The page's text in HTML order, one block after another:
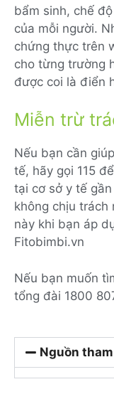
bẩm sinh, chế
của mỗi người.
chứng thực trên
cho từng trường
được coi là điển
Miễn trừ
Nếu bạn cần
tế, hãy gọi 115
tại cơ sở y tế
không chịu trách
này khi bạn áp
Fitobimbi.vn
Nếu bạn muốn
tổng đài 1800
Nguồn